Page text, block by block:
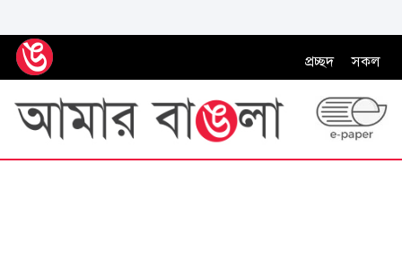
প্রচ্ছদ সকল